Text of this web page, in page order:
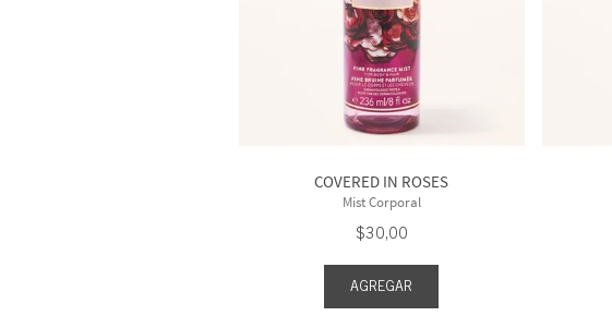
COVERED IN ROSES
Mist Corporal
$30,00
AGREGAR